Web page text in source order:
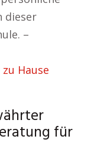
dieser
–
Hause
für